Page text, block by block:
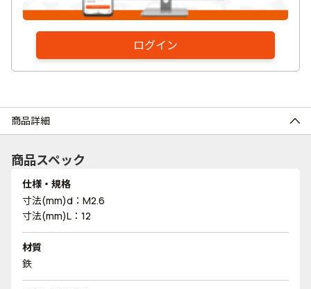
ログイン
商品詳細
商品スペック
仕様・規格
寸法(mm)d：M2.6
寸法(mm)L：12
材質
鉄